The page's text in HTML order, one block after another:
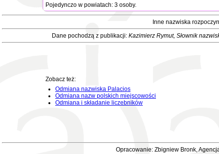
Pojedynczo w powiatach: 3 osoby.
Inne nazwiska
Dane pochodzą z publikacji: Kazimierz Rymut, Słownik
Zobacz też:
Odmiana nazwiska Palacios
Odmiana nazw polskich miejscowości
Odmiana i składanie liczebników
Opracowanie: Zbigniew Bronk,